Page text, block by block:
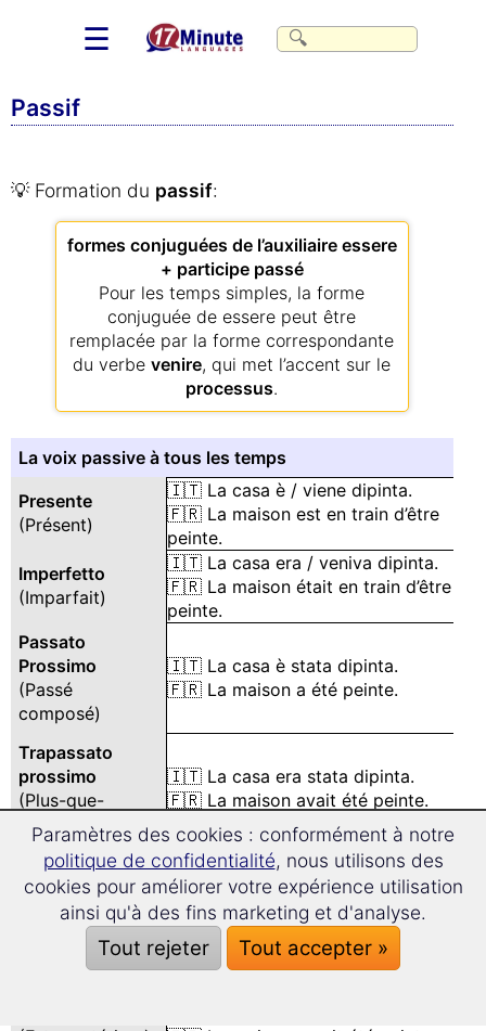
☰
Passif
💡 Formation du passif:
formes conjuguées de l’auxiliaire essere
+ participe passé
Pour les temps simples, la forme
conjuguée de essere peut être
remplacée par la forme correspondante
du verbevenire, qui met l’accent sur le
processus.
La voix passive à tous les temps
Presente
(Présent)
🇮🇹 La casa è / viene dipinta.
🇫🇷 La maison est en train d’être
peinte.
Imperfetto
(Imparfait)
🇮🇹 La casa era / veniva dipinta.
🇫🇷 La maison était en train d’être
peinte.
Passato
Prossimo
(Passé
composé)
🇮🇹 La casa è stata dipinta.
🇫🇷 La maison a été peinte.
Trapassato
prossimo
(Plus-que-
parfait)
🇮🇹 La casa era stata dipinta.
🇫🇷 La maison avait été peinte.
Passato remoto
(Le passé
simple)
🇮🇹 La casa fu / venne dipinta.
🇫🇷 La maison fut peinte.
Futuro semplice
(Futur simple)
🇮🇹 La casa sarà / verrà dipinta.
🇫🇷 La maison sera peinte.
Paramètres des cookies : conformément à notre
politique de confidentialité, nous utilisons des
cookies pour améliorer votre expérience utilisation
ainsi qu'à des fins marketing et d'analyse.
Tout rejeter Tout accepter »